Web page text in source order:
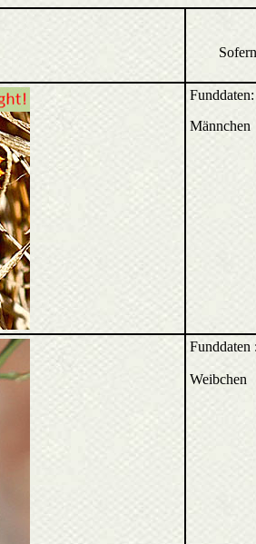
Männchen
Weibchen